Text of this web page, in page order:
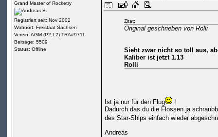
Grand Master of Rocketry
Registriert seit: Nov 2002
Wohnort: Freistaat Sachsen
Verein: AGM (P2,L2) TRA#9711
Beiträge: 5509
Status: Offline
Zitat:
Original geschrieben von Rolli
Sieht zwar nicht so toll aus,
Kaliber ist jetzt 1.13
Rolli
Ist ja nur für den Flug
!
Dadurch das du die Flossen ja
des Star-Ships einfach wieder
Andreas